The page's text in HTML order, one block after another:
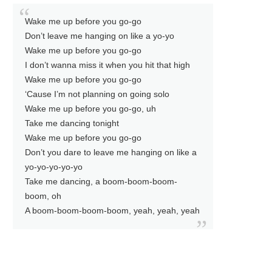
Wake me up before you go-go
Don’t leave me hanging on like a yo-yo
Wake me up before you go-go
I don’t wanna miss it when you hit that high
Wake me up before you go-go
‘Cause I’m not planning on going solo
Wake me up before you go-go, uh
Take me dancing tonight
Wake me up before you go-go
Don’t you dare to leave me hanging on like a
yo-yo-yo-yo-yo
Take me dancing, a boom-boom-boom-
boom, oh
A boom-boom-boom-boom, yeah, yeah, yeah